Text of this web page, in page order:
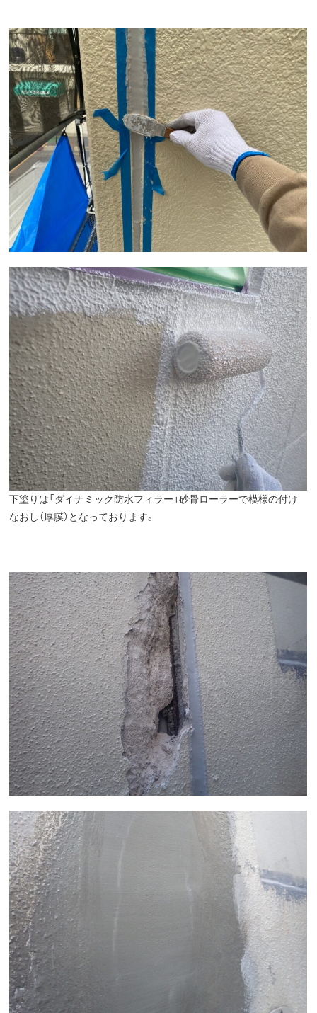
下塗りは「ダイナミック防水フィラー」砂骨ローラーで模様の付け
なおし（厚膜）となっております。